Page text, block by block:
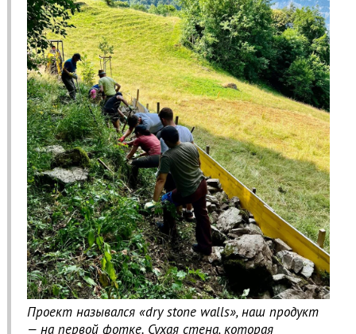
Проект назывался «dry stone walls», наш продукт
— на первой фотке. Сухая стена, которая